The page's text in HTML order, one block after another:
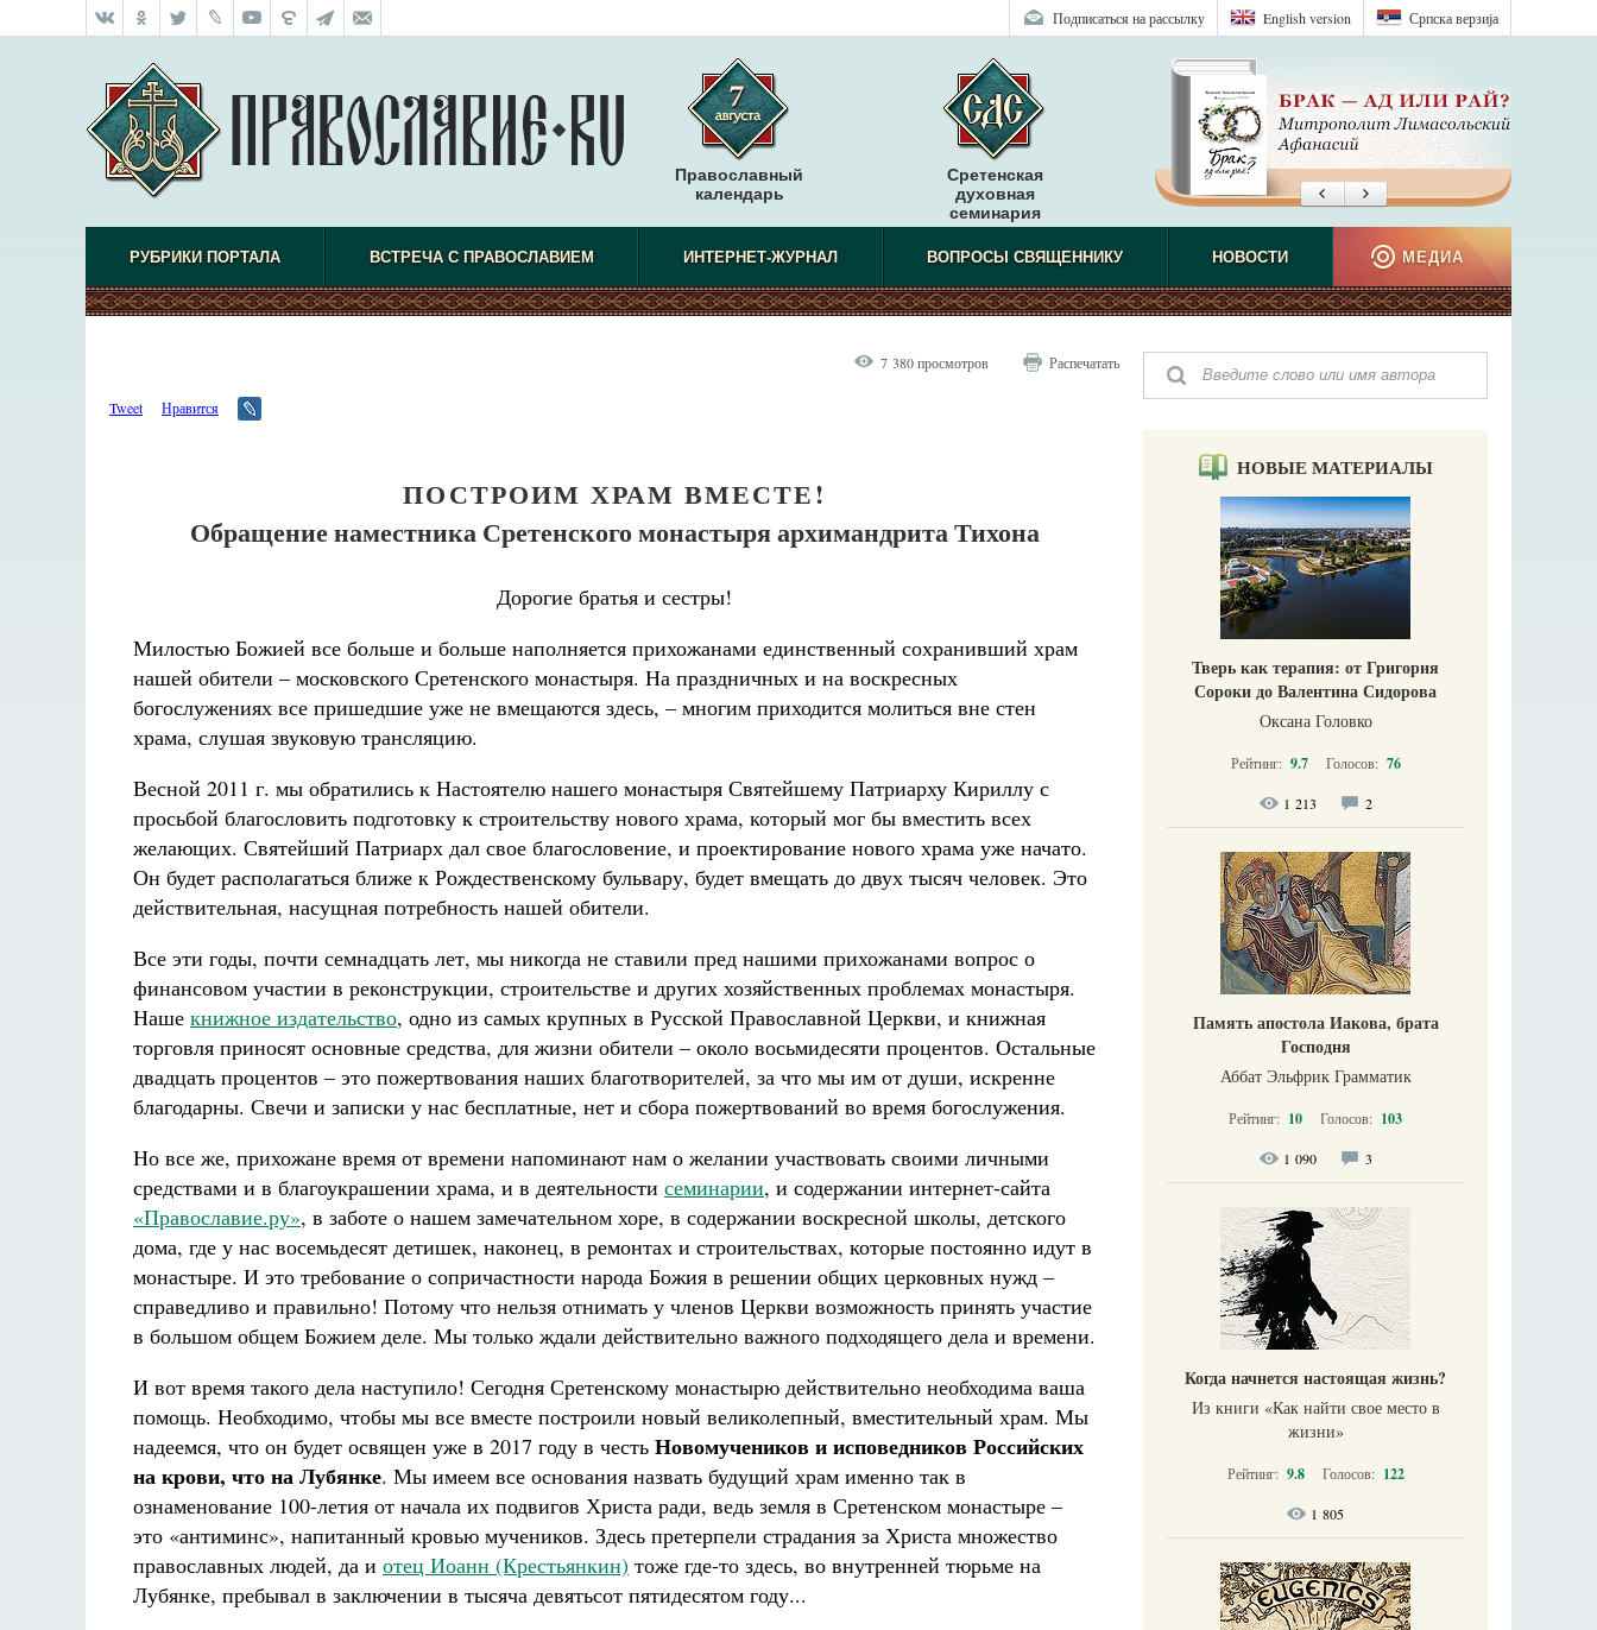
Српска верзиjа
English version
Подписаться на рассылку
Православный
календарь
Сретенская
духовная
семинария
РУБРИКИ ПОРТАЛА ВСТРЕЧА С ПРАВОСЛАВИЕМ ИНТЕРНЕТ-ЖУРНАЛ ВОПРОСЫ СВЯЩЕННИКУ НОВОСТИ МЕДИА
7 380 просмотров Распечатать
Tweet Нравится
ПОСТРОИМ ХРАМ ВМЕСТЕ!
Обращение наместника Сретенского монастыря архимандрита Тихона
Дорогие братья и сестры!
Милостью Божией все больше и больше наполняется прихожанами единственный сохранивший храм
нашей обители – московского Сретенского монастыря. На праздничных и на воскресных
богослужениях все пришедшие уже не вмещаются здесь, – многим приходится молиться вне стен
храма, слушая звуковую трансляцию.
Весной 2011 г. мы обратились к Настоятелю нашего монастыря Святейшему Патриарху Кириллу с
просьбой благословить подготовку к строительству нового храма, который мог бы вместить всех
желающих. Святейший Патриарх дал свое благословение, и проектирование нового храма уже начато.
Он будет располагаться ближе к Рождественскому бульвару, будет вмещать до двух тысяч человек. Это
действительная, насущная потребность нашей обители.
Все эти годы, почти семнадцать лет, мы никогда не ставили пред нашими прихожанами вопрос о
финансовом участии в реконструкции, строительстве и других хозяйственных проблемах монастыря.
Наше книжное издательство, одно из самых крупных в Русской Православной Церкви, и книжная
торговля приносят основные средства, для жизни обители – около восьмидесяти процентов. Остальные
двадцать процентов – это пожертвования наших благотворителей, за что мы им от души, искренне
благодарны. Свечи и записки у нас бесплатные, нет и сбора пожертвований во время богослужения.
Но все же, прихожане время от времени напоминают нам о желании участвовать своими личными
средствами и в благоукрашении храма, и в деятельности семинарии, и содержании интернет-сайта
«Православие.ру», в заботе о нашем замечательном хоре, в содержании воскресной школы, детского
дома, где у нас восемьдесят детишек, наконец, в ремонтах и строительствах, которые постоянно идут в
монастыре. И это требование о сопричастности народа Божия в решении общих церковных нужд –
справедливо и правильно! Потому что нельзя отнимать у членов Церкви возможность принять участие
в большом общем Божием деле. Мы только ждали действительно важного подходящего дела и времени.
И вот время такого дела наступило! Сегодня Сретенскому монастырю действительно необходима ваша
помощь. Необходимо, чтобы мы все вместе построили новый великолепный, вместительный храм. Мы
надеемся, что он будет освящен уже в 2017 году в честь Новомучеников и исповедников Российских
на крови, что на Лубянке. Мы имеем все основания назвать будущий храм именно так в
ознаменование 100-летия от начала их подвигов Христа ради, ведь земля в Сретенском монастыре –
это «антиминс», напитанный кровью мучеников. Здесь претерпели страдания за Христа множество
православных людей, да и отец Иоанн (Крестьянкин) тоже где-то здесь, во внутренней тюрьме на
Лубянке, пребывал в заключении в тысяча девятьсот пятидесятом году...
НОВЫЕ МАТЕРИАЛЫ
Тверь как терапия: от Григория
Сороки до Валентина Сидорова
Оксана Головко
Рейтинг: 9.7 Голосов: 76
1 213 2
Память апостола Иакова, брата
Господня
Аббат Эльфрик Грамматик
Рейтинг: 10 Голосов: 103
1 090 3
Когда начнется настоящая жизнь?
Из книги «Как найти свое место в
жизни​»
Рейтинг: 9.8 Голосов: 122
1 805